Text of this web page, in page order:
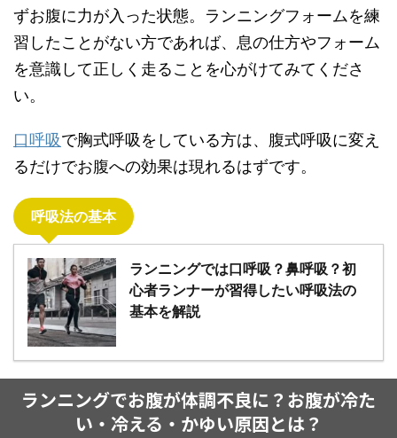
ずお腹に力が入った状態。ランニングフォームを練
習したことがない方であれば、息の仕方やフォーム
を意識して正しく走ることを心がけてみてくださ
い。
口呼吸で胸式呼吸をしている方は、腹式呼吸に変え
るだけでお腹への効果は現れるはずです。
呼吸法の基本
ランニングでは口呼吸？鼻呼吸？初
心者ランナーが習得したい呼吸法の
基本を解説
ランニングでお腹が体調不良に？お腹が冷た
い・冷える・かゆい原因とは？